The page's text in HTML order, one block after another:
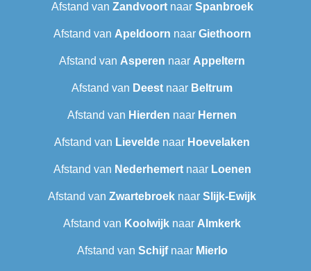
Afstand van Zandvoortnaar Spanbroek
Afstand van Apeldoorn naar Giethoorn
Afstand van Asperen naar Appeltern
Afstand van Deest naar Beltrum
Afstand van Hierden naar Hernen
Afstand van Lievelde naar Hoevelaken
Afstand van Nederhemertnaar Loenen
Afstand van Zwartebroek naar Slijk-Ewijk
Afstand van Koolwijk naar Almkerk
Afstand van Schijfnaar Mierlo